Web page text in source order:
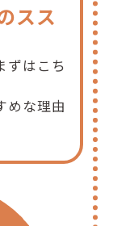
スス
ずはこち
めな理由